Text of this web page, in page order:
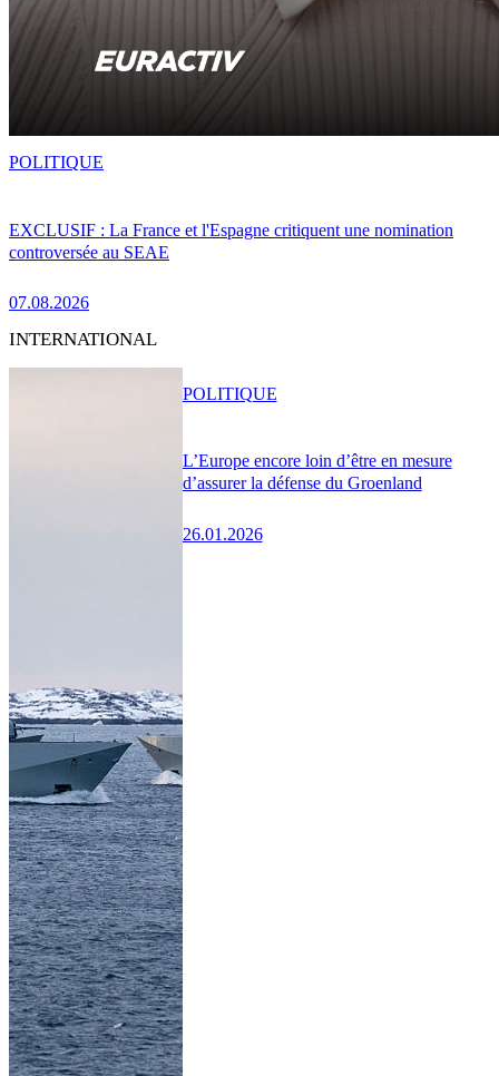
EXCLUSIF : La France et l'Espagne critiquent une nomination
controversée au SEAE
07.08.2026
POLITIQUE
INTERNATIONAL
L’Europe encore loin d’être en mesure
d’assurer la défense du Groenland
26.01.2026
POLITIQUE